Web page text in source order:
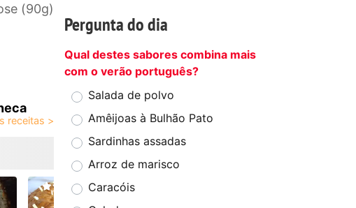
(90g)
Pergunta do dia
Qual destes sabores combina mais
com o verão português?
Salada de polvo
Amêijoas à Bulhão Pato
Sardinhas assadas
Arroz de marisco
Caracóis